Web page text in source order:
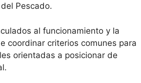
Pescado.
al funcionamiento y la
coordinar criterios comunes para
orientadas a posicionar de